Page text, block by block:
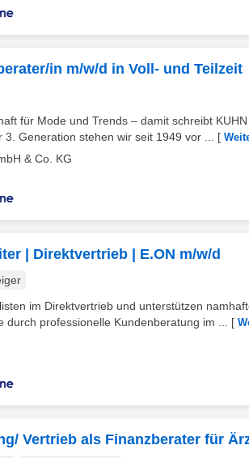
in m/w/d in Voll- und Teilzeit
für Mode und Trends – damit schreibt
Generation stehen wir seit 1949 vor ...
[
& Co. KG
| Direktvertrieb | E.ON m/w/d
im Direktvertrieb und unterstützen
durch professionelle Kundenberatung im ...
[
Vertrieb als Finanzberater für